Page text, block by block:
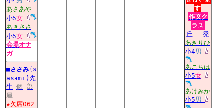
あさあや
小5女
あきささ
小5女
会場オナ
ガ
■ささみ(s
asami)先
生 個 部
屋
★欠席062
す
作文ク
ラス
丘
発
あきりひ
小4男
あこちは
小5女
あけみか
小5男